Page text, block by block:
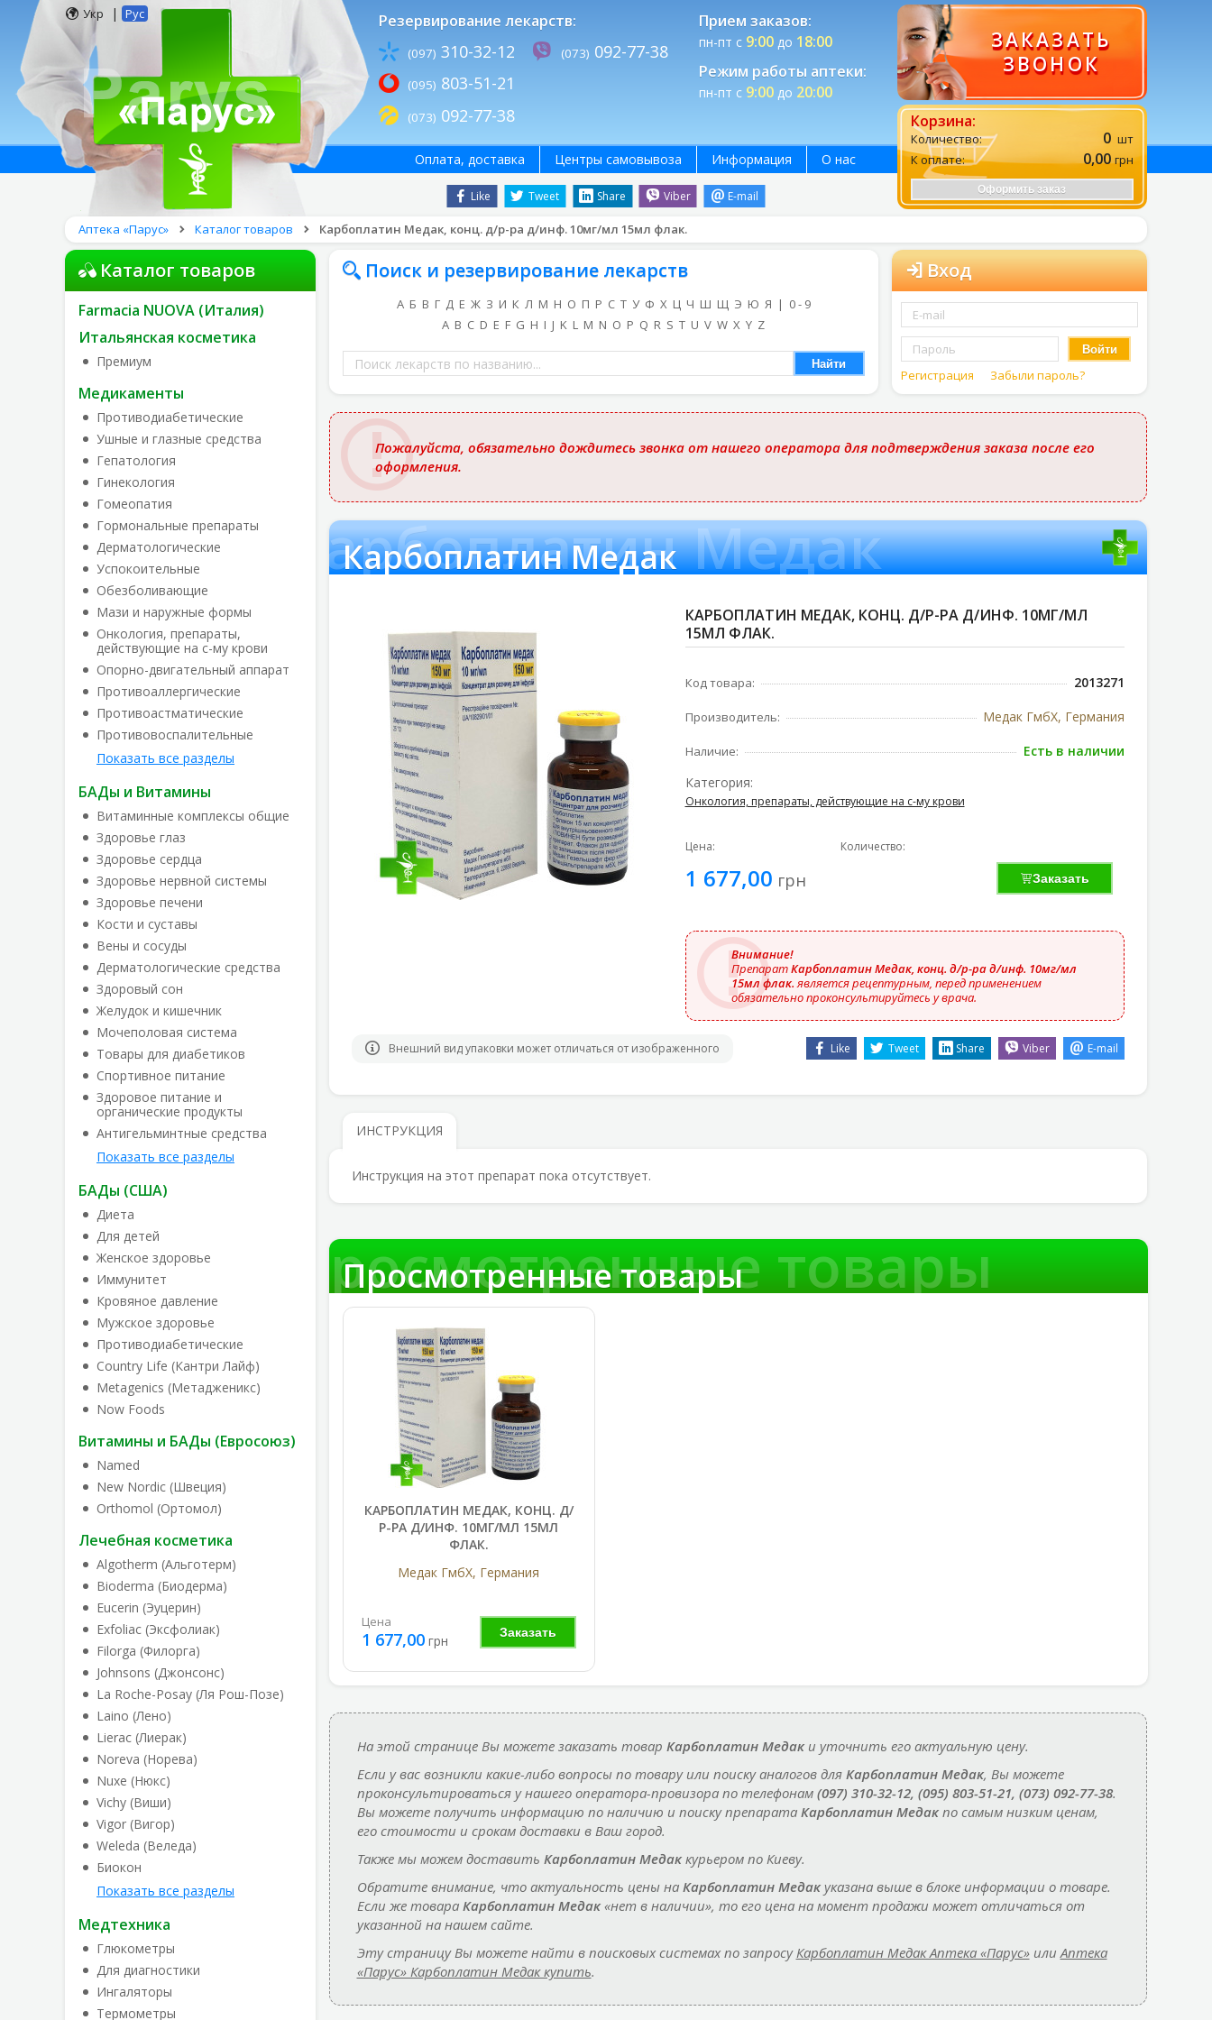
Укр | Рус Резервирование лекарств:
(097) 310-32-12
(095) 803-51-21
(073) 092-77-38
(073) 092-77-38
Прием заказов:
пн-пт с 9:00до 18:00
Режим работы аптеки:
пн-пт с 9:00до 20:00
ЗАКАЗАТЬ
ЗВОНОК
Корзина:
Количество: 0 шт
К оплате:
0,00 грн
Оформить заказ
Like Tweet Share Viber E-mail
Оплата, доставка Центры самовывоза Информация О нас
Аптека «Парус» Каталог товаров Карбоплатин Медак, конц. д/р-ра д/инф. 10мг/мл 15мл флак.
Каталог товаров
Farmacia NUOVA (Италия)
Итальянская косметика
Премиум
Медикаменты
Противодиабетические
Ушные и глазные средства
Гепатология
Гинекология
Гомеопатия
Гормональные препараты
Дерматологические
Успокоительные
Обезболивающие
Мази и наружные формы
Онкология, препараты,
действующие на с-му крови
Опорно-двигательный аппарат
Противоаллергические
Противоастматические
Противовоспалительные
Показать все разделы
БАДы и Витамины
Витаминные комплексы общие
Здоровье глаз
Здоровье сердца
Здоровье нервной системы
Здоровье печени
Кости и суставы
Вены и сосуды
Дерматологические средства
Здоровый сон
Желудок и кишечник
Мочеполовая система
Товары для диабетиков
Спортивное питание
Здоровое питание и
органические продукты
Антигельминтные средства
Показать все разделы
БАДы (США)
Диета
Для детей
Женское здоровье
Иммунитет
Кровяное давление
Мужское здоровье
Противодиабетические
Country Life (Кантри Лайф)
Metagenics (Метадженикс)
Now Foods
Витамины и БАДы (Евросоюз)
Named
New Nordic (Швеция)
Orthomol (Ортомол)
Лечебная косметика
Algotherm (Альготерм)
Bioderma (Биодерма)
Eucerin (Эуцерин)
Exfoliac (Эксфолиак)
Filorga (Филорга)
Johnsons (Джонсонс)
La Roche-Posay (Ля Рош-Позе)
Laino (Лено)
Lierac (Лиерак)
Noreva (Норева)
Nuxe (Нюкс)
Vichy (Виши)
Vigor (Вигор)
Weleda (Веледа)
Биокон
Показать все разделы
Медтехника
Глюкометры
Для диагностики
Ингаляторы
Термометры
Поиск и резервирование лекарств
А Б В Г Д Е Ж З И К Л М Н О П Р С Т У Ф Х Ц Ч Ш Щ Э Ю Я | 0 - 9
A B C D E F G H I J K L M N O P Q R S T U V W X Y Z
Поиск
лекарств
по
названию
Найти
Вход
Войти
Регистрация Забыли пароль?
Пожалуйста, обязательно дождитесь звонка от нашего оператора для подтверждения заказа после его
оформления.
Карбоплатин Медак
Карбоплатин Медак
КАРБОПЛАТИН МЕДАК, КОНЦ. Д/Р-РА Д/ИНФ. 10МГ/МЛ
15МЛ ФЛАК.
Код товара: 2013271
Производитель: Медак ГмбХ, Германия
Наличие:
Есть в наличии
Категория:
Онкология, препараты, действующие на с-му крови
Цена:
1 677,00 грн
Количество:
Заказать
Внимание!
ПрепаратКарбоплатин Медак, конц. д/р-ра д/инф. 10мг/мл
15мл флак.является рецептурным, перед применением
обязательно проконсультируйтесь у врача.
Внешний вид упаковки может отличаться от изображенного Like Tweet Share Viber E-mail
ИНСТРУКЦИЯ
Инструкция на этот препарат пока отсутствует.
Просмотренные товары
Просмотренные товары
КАРБОПЛАТИН МЕДАК, КОНЦ. Д/
Р-РА Д/ИНФ. 10МГ/МЛ 15МЛ
ФЛАК.
Медак ГмбХ, Германия
Заказать
Цена
1 677,00грн
На этой странице Вы можете заказать товар Карбоплатин Медаки уточнить его актуальную цену.
Если у вас возникли какие-либо вопросы по товару или поиску аналогов для Карбоплатин Медак, Вы можете
проконсультироваться у нашего оператора-провизора по телефонам (097) 310-32-12, (095) 803-51-21, (073) 092-77-38.
Вы можете получить информацию по наличию и поиску препарата Карбоплатин Медакпо самым низким ценам,
его стоимости и срокам доставки в Ваш город.
Также мы можем доставить Карбоплатин Медаккурьером по Киеву.
Обратите внимание, что актуальность цены на Карбоплатин Медакуказана выше в блоке информации о товаре.
Если же товара Карбоплатин Медак«нет в наличии», то его цена на момент продажи может отличаться от
указанной на нашем сайте.
Эту страницу Вы можете найти в поисковых системах по запросу Карбоплатин Медак Аптека «Парус»или Аптека
«Парус» Карбоплатин Медак купить.